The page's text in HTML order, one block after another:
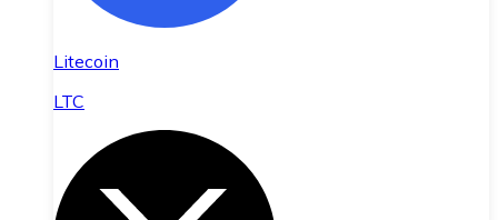
Litecoin
LTC